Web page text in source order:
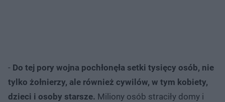
- Do tej pory wojna pochłonęła setki tysięcy osób, nie
tylko żołnierzy, ale również cywilów, w tym kobiety,
dzieci i osoby starsze. Miliony osób straciły domy i